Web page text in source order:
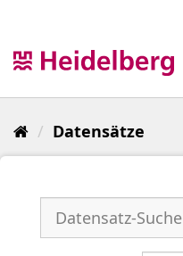
Datensätze